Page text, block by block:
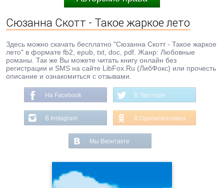
Сюзанна Скотт - Такое жаркое лето
Здесь можно скачать бесплатно "Сюзанна Скотт - Такое жаркое
лето" в формате fb2, epub, txt, doc, pdf. Жанр: Любовные
романы. Так же Вы можете читать книгу онлайн без
регистрации и SMS на сайте LibFox.Ru (ЛибФокс) или прочесть
описание и ознакомиться с отзывами.
На Facebook В Твиттере
В Instagram В Одноклассниках
Мы Вконтакте